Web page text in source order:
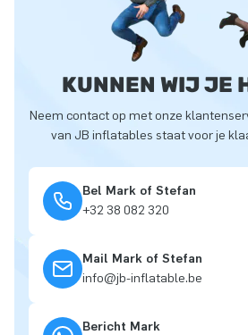
KUNNEN WIJ JE
Neem contact op met onze
van JB inflatables staat voor je
Bel Mark of Stefan
+32 38 082 320
Mail Mark of Stefan
info@jb-inflatable.be
Bericht Mark